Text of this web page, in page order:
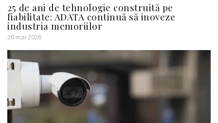
25 de ani de tehnologie construită pe
fiabilitate: ADATA continuă să inoveze
industria memoriilor
20 mai 2026